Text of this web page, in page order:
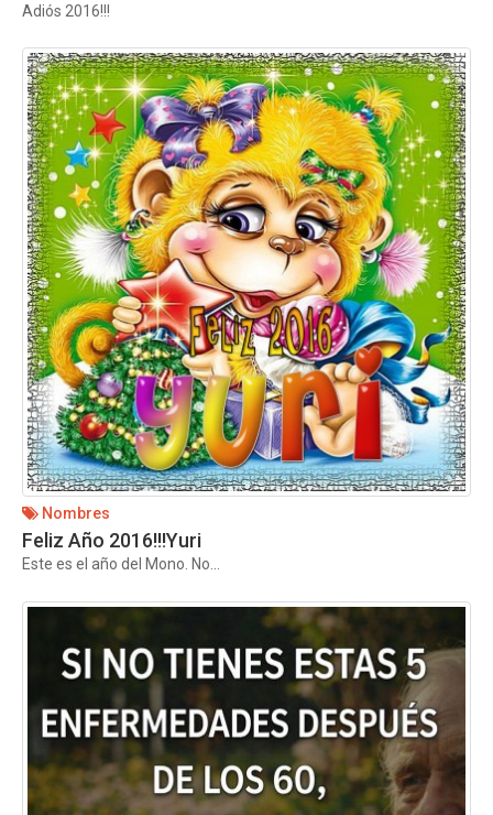
Adiós 2016!!!
Nombres
Feliz Año 2016!!!Yuri
Este es el año del Mono. No...